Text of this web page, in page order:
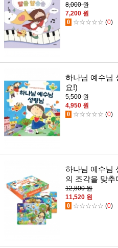
8,000 원
7,200 원
0 ☆☆☆☆☆ (0)
하나님 예수님
요!)
5,500 원
4,950 원
0 ☆☆☆☆☆ (0)
하나님 예수님
의 조각을 맞추
12,800 원
11,520 원
0 ☆☆☆☆☆ (0)